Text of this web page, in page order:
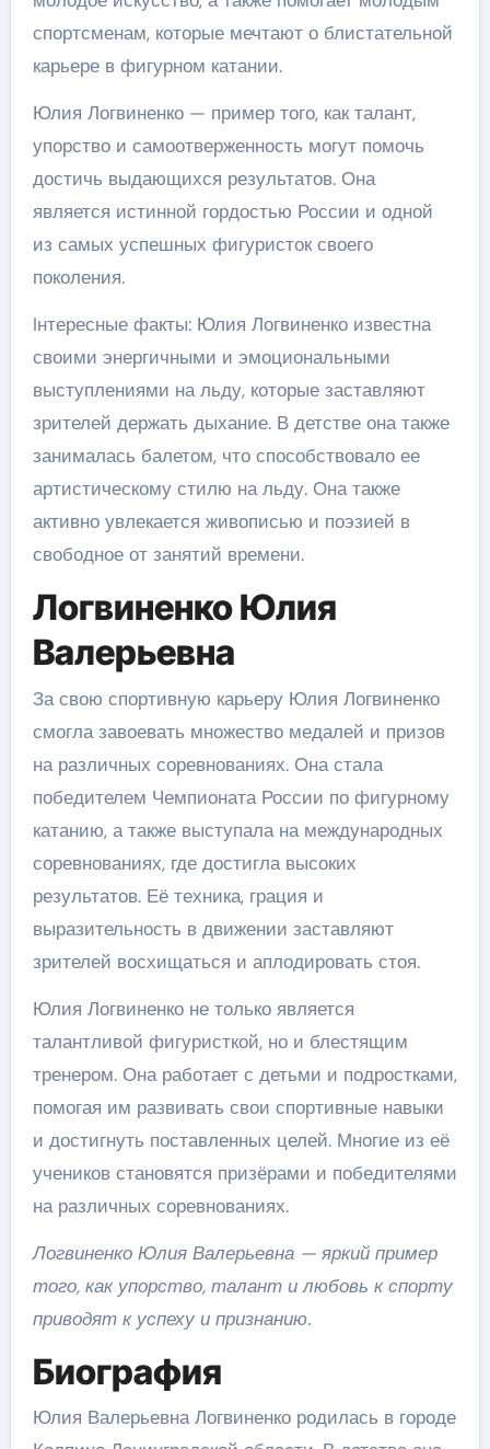
спортсменам, которые мечтают о блистательной
карьере в фигурном катании.
Юлия Логвиненко — пример того, как талант,
упорство и самоотверженность могут помочь
достичь выдающихся результатов. Она
является истинной гордостью России и одной
из самых успешных фигуристок своего
поколения.
Iнтересные факты: Юлия Логвиненко известна
своими энергичными и эмоциональными
выступлениями на льду, которые заставляют
зрителей держать дыхание. В детстве она также
занималась балетом, что способствовало ее
артистическому стилю на льду. Она также
активно увлекается живописью и поэзией в
свободное от занятий времени.
Логвиненко Юлия
Валерьевна
За свою спортивную карьеру Юлия Логвиненко
смогла завоевать множество медалей и призов
на различных соревнованиях. Она стала
победителем Чемпионата России по фигурному
катанию, а также выступала на международных
соревнованиях, где достигла высоких
результатов. Её техника, грация и
выразительность в движении заставляют
зрителей восхищаться и аплодировать стоя.
Юлия Логвиненко не только является
талантливой фигуристкой, но и блестящим
тренером. Она работает с детьми и подростками,
помогая им развивать свои спортивные навыки
и достигнуть поставленных целей. Многие из её
учеников становятся призёрами и победителями
на различных соревнованиях.
Логвиненко Юлия Валерьевна — яркий пример
того, как упорство, талант и любовь к спорту
приводят к успеху и признанию.
Биография
Юлия Валерьевна Логвиненко родилась в городе